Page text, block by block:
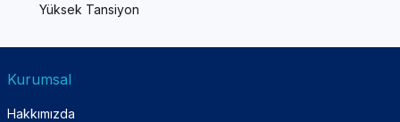
Yüksek Tansiyon
Kurumsal
Hakkımızda